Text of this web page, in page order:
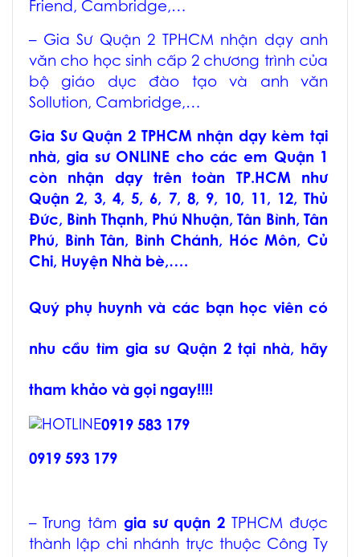
Friend, Cambridge,…
– Gia Sư Quận 2 TPHCM nhận dạy anh
văn cho học sinh cấp 2 chương trình của
bộ giáo dục đào tạo và anh văn
Sollution, Cambridge,…
Gia Sư Quận 2 TPHCMnhận dạy kèm tại
nhà, gia sư ONLINE cho các em Quận 1
còn nhận dạy trên toàn TP.HCM như
Quận 2, 3, 4, 5, 6, 7, 8, 9, 10, 11, 12, Thủ
Đức, Bình Thạnh, Phú Nhuận, Tân Bình, Tân
Phú, Bình Tân, Bình Chánh, Hóc Môn, Củ
Chi, Huyện Nhà bè,….
Quý phụ huynh và các bạn học viên có
nhu cầu tìm gia sư Quận 2 tại nhà, hãy
tham khảo và gọi ngay!!!!
0919 583 179
0919 593 179
– Trung tâm gia sư quận 2 TPHCM được
thành lập chi nhánh trực thuộc Công Ty